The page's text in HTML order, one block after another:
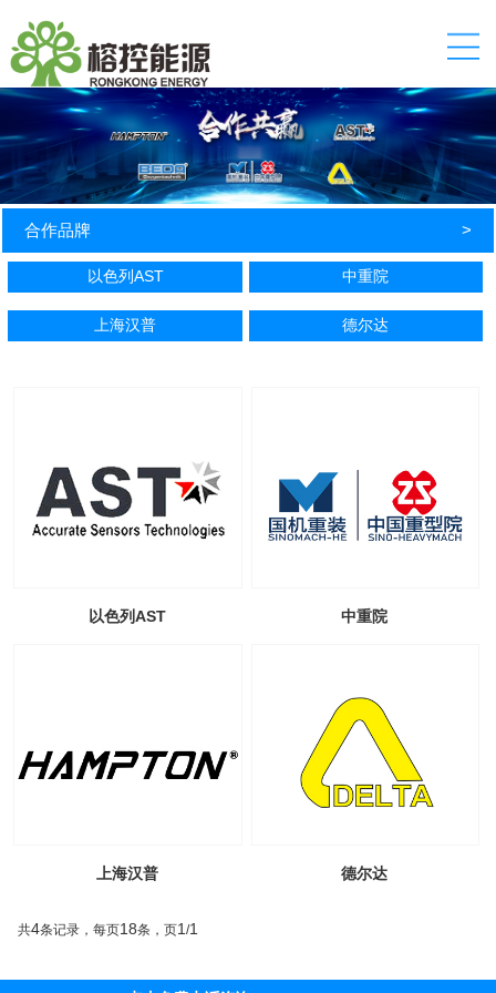
合作品牌 >
以色列AST 中重院
上海汉普 德尔达
以色列AST 中重院
上海汉普 德尔达
共4条记录，每页18条，页1 /1